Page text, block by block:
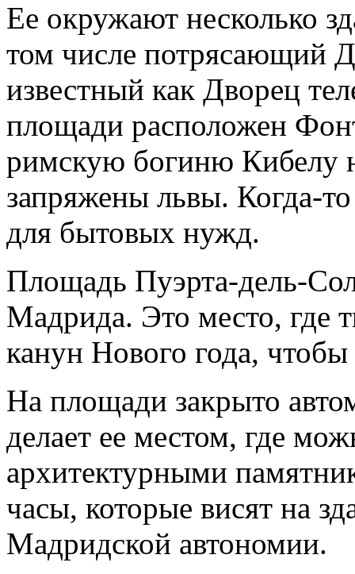
Ее окружают несколько
том числе потрясающий
известный как Дворец
площади расположен
римскую богиню Кибелу
запряжены львы. Когда-
для бытовых нужд.
Площадь Пуэрта-дель-
Мадрида. Это место, где
канун Нового года, чтобы
На площади закрыто
делает ее местом, где
архитектурными
часы, которые висят на
Мадридской автономии.